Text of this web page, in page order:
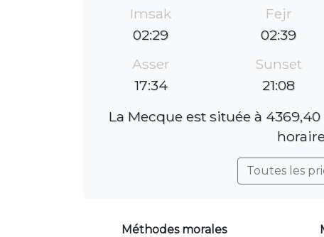
Imsak
02:29
Fejr
02:39
Asser
17:34
Sunset
21:08
La Mecque est située à
Toutes les
Méthodes morales